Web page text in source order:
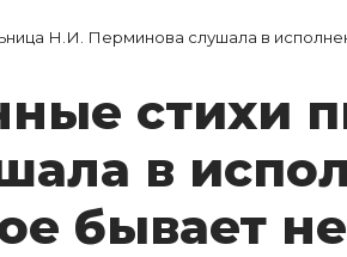
Н.И. Перминова слушала в
сти­хи
в
бы­ва­ет